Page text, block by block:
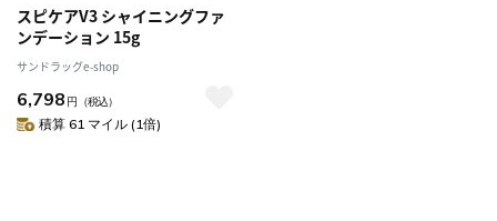
スピケアV3 シャイニングファ
ンデーション 15g
サンドラッグe-shop
6,798 円 （税込）
積算 61 マイル (1倍)